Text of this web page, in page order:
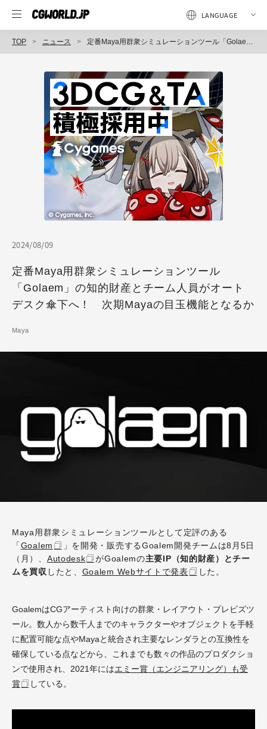
TOP ニュース 定番Maya用群衆シミュレーションツール「Golaem」の知的財産とチーム人員がオートデスク傘下へ！ 次期Mayaの目玉機能となるか
2024/08/09
定番Maya用群衆シミュレーションツール
「Golaem」の知的財産とチーム人員がオート
デスク傘下へ！ 次期Mayaの目玉機能となるか
Maya
Maya用群衆シミュレーションツールとして定評のある
「Goalem
」を開発・販売するGoalem開発チームは8月5日
（月）、 Autodesk がGoalemの主要IP（知的財産）とチー
ムを買収 したと、 Goalem Webサイトで発表 した。
GoalemはCGアーティスト向けの群衆・レイアウト・プレビズツ
ール。数人から数千人までのキャラクターやオブジェクトを手軽
に配置可能な点やMayaと統合され主要なレンダラとの互換性を
確保している点などから、これまでも数々の作品のプロダクショ
ンで使用され、2021年にはエミー賞（エンジニアリング）も受
賞
している。